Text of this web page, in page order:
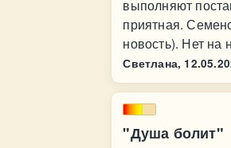
выполняют
приятная.
новость). Нет на
Светлана,
"Душа болит"